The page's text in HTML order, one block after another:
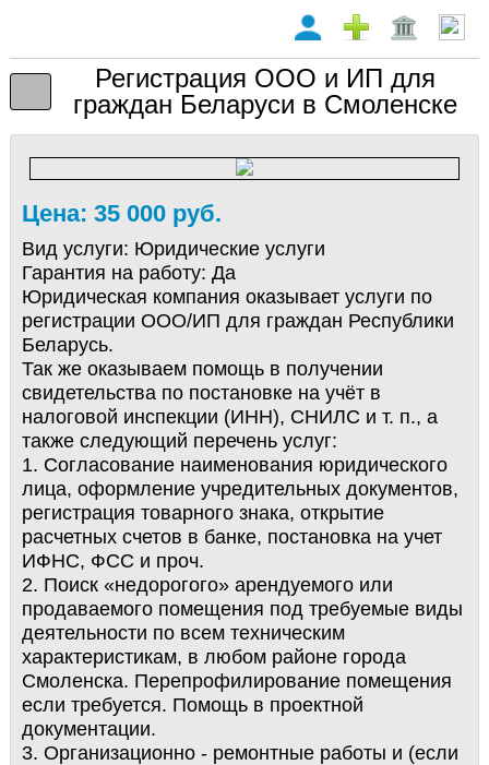
Регистрация ООО и ИП для
граждан Беларуси в Смоленске
Цена: 35 000 руб.
Вид услуги: Юридические услуги
Гарантия на работу: Да
Юридическая компания оказывает услуги по
регистрации ООО/ИП для граждан Республики
Беларусь.
Так же оказываем помощь в получении
свидетельства по постановке на учёт в
налоговой инспекции (ИНН), СНИЛС и т. п., а
также следующий перечень услуг:
1. Согласование наименования юридического
лица, оформление учредительных документов,
регистрация товарного знака, открытие
расчетных счетов в банке, постановка на учет
ИФНС, ФСС и проч.
2. Поиск «недорогого» арендуемого или
продаваемого помещения под требуемые виды
деятельности по всем техническим
характеристикам, в любом районе города
Смоленска. Перепрофилирование помещения
если требуется. Помощь в проектной
документации.
3. Организационно - ремонтные работы и (если